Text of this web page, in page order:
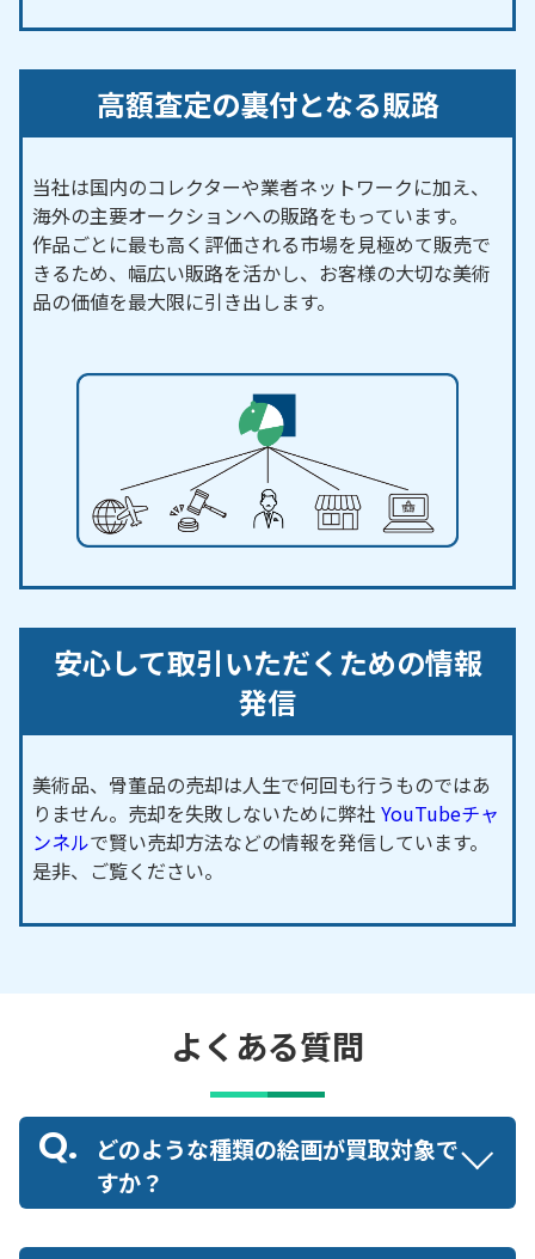
高額査定の裏付となる販路
当社は国内のコレクターや業者ネットワークに加え、
海外の主要オークションへの販路をもっています。
作品ごとに最も高く評価される市場を見極めて販売で
きるため、幅広い販路を活かし、お客様の大切な美術
品の価値を最大限に引き出します。
安心して取引いただくための情報
発信
美術品、骨董品の売却は人生で何回も行うものではあ
りません。売却を失敗しないために弊社 YouTubeチャ
ンネルで賢い売却方法などの情報を発信しています。
是非、ご覧ください。
よくある質問
どのような種類の絵画が買取対象で
すか？